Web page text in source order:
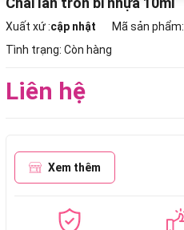
Xuất xứ :cập nhật Mã sản phẩm:
Tình trạng: Còn hàng
Liên hệ
Xem thêm